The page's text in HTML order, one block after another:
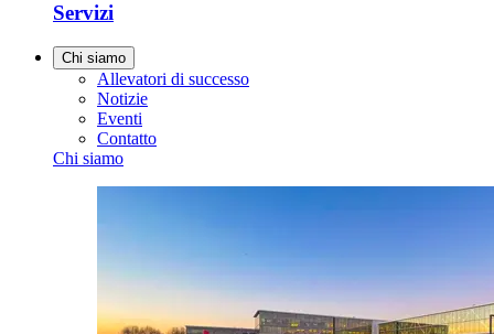
Servizi
Chi siamo
Allevatori di successo
Notizie
Eventi
Contatto
Chi siamo